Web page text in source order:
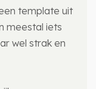
template uit
meestal iets
wel strak en